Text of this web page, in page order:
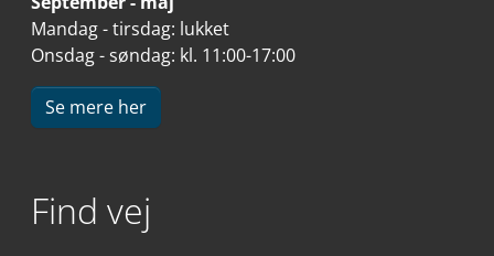
Mandag - tirsdag: lukket
Onsdag - søndag: kl. 11:00-17:00
Se mere her
Find vej